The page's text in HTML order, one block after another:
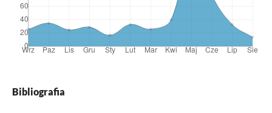
Bibliografia